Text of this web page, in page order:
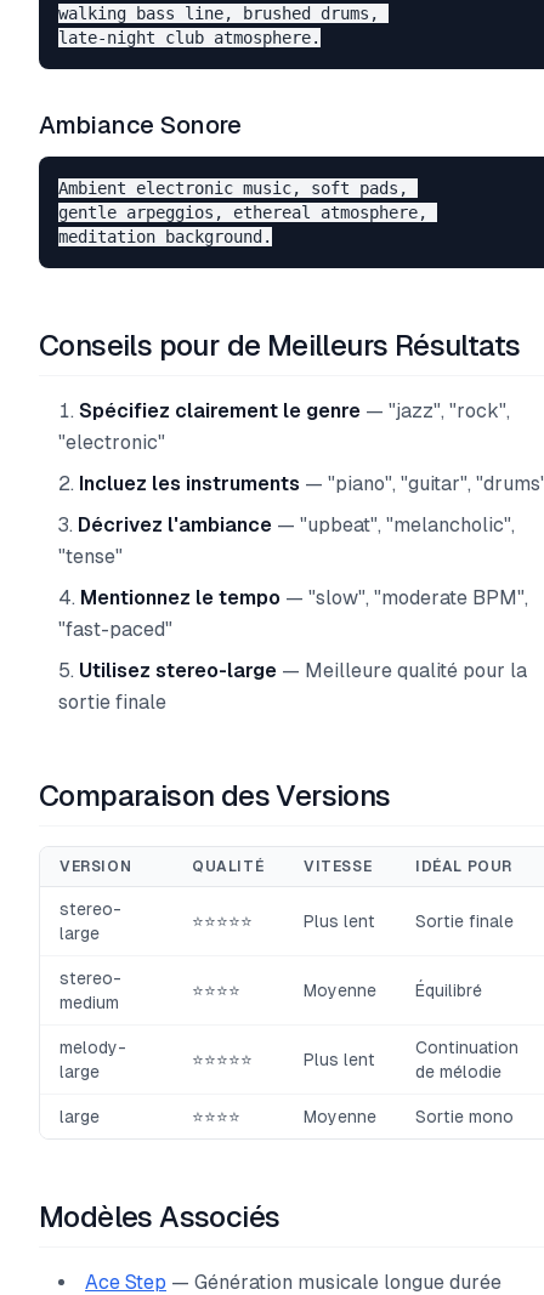
walking bass line, brushed drums,
Ambiance Sonore
Ambient electronic music, soft pads,
gentle arpeggios, ethereal atmosphere,
Conseils pour de Meilleurs Résultats
Spécifiez clairement le genre — "jazz", "rock",
"electronic"
Incluez les instruments — "piano", "guitar",
Décrivez l'ambiance — "upbeat", "melancholic",
"tense"
Mentionnez le tempo — "slow", "moderate BPM",
"fast-paced"
Utilisez stereo-large — Meilleure qualité pour la
sortie finale
Comparaison des Versions
VERSION QUALITÉ VITESSE IDÉAL POUR
stereo-
large
⭐⭐⭐⭐⭐ Plus lent Sortie finale
stereo-
medium
⭐⭐⭐⭐ Moyenne Équilibré
melody-
large
⭐⭐⭐⭐⭐ Plus lent
Continuation
de mélodie
large ⭐⭐⭐⭐ Moyenne Sortie mono
Modèles Associés
Ace Step — Génération musicale longue durée